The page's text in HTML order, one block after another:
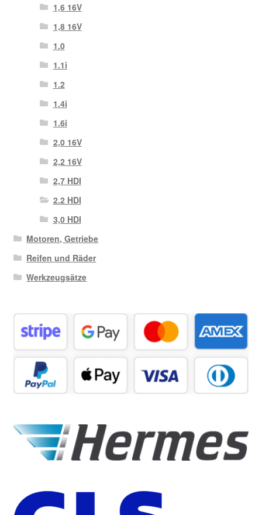
1,6 16V
1,8 16V
1.0
1.1i
1.2
1.4i
1.6i
2,0 16V
2,2 16V
2,7 HDI
2.2 HDI
3,0 HDI
Motoren, Getriebe
Reifen und Räder
Werkzeugsätze